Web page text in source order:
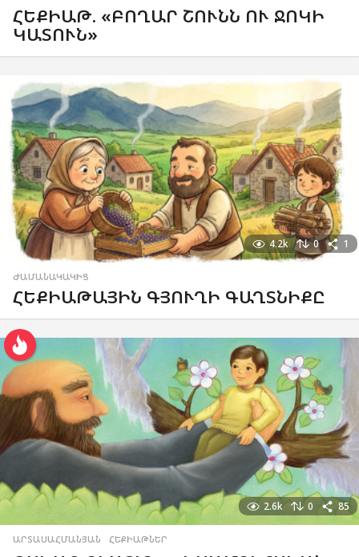
ՀԵՔԻԱԹ. «ԲՈՂԱՐ ՇՈՒՆՆ ՈՒ ՋՈԿԻ
ԿԱՏՈՒՆ»
4.2k 0 1
ԺԱՄԱՆԱԿԱԿԻՑ
ՀԵՔԻԱԹԱՅԻՆ ԳՅՈՒՂԻ ԳԱՂՏՆԻՔԸ
2.6k 0 85
ԱՐՏԱՍԱՀՄԱՆՅԱՆ ,ՀԵՔԻԱԹՆԵՐ